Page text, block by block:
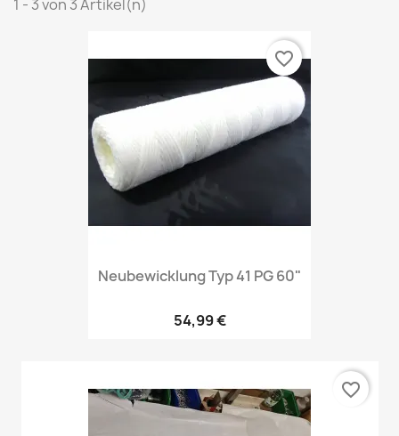
1 - 3 von 3 Artikel(n)
Neubewicklung Typ 41 PG 60"
54,99 €
favorite_border
favorite_border